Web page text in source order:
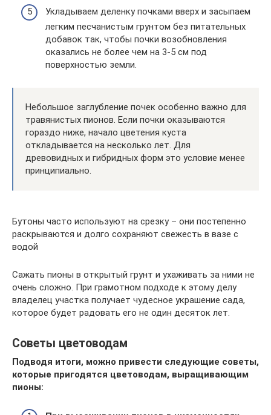
Укладываем деленку почками вверх и засыпаем
легким песчанистым грунтом без питательных
добавок так, чтобы почки возобновления
оказались не более чем на 3-5 см под
поверхностью земли.
Небольшое заглубление почек особенно важно для
травянистых пионов. Если почки оказываются
гораздо ниже, начало цветения куста
откладывается на несколько лет. Для
древовидных и гибридных форм это условие менее
принципиально.
Бутоны часто используют на срезку – они постепенно
раскрываются и долго сохраняют свежесть в вазе с
водой
Сажать пионы в открытый грунт и ухаживать за ними не
очень сложно. При грамотном подходе к этому делу
владелец участка получает чудесное украшение сада,
которое будет радовать его не один десяток лет.
Советы цветоводам
Подводя итоги, можно привести следующие советы,
которые пригодятся цветоводам, выращивающим
пионы: